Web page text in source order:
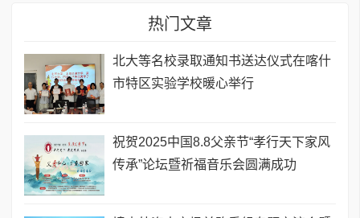
热门文章
北大等名校录取通知书送达仪式在喀什
市特区实验学校暖心举行
祝贺2025中国8.8父亲节“孝行天下家风
传承”论坛暨祈福音乐会圆满成功